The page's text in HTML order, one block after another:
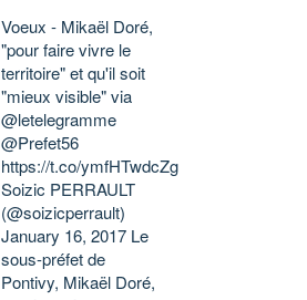
Voeux - Mikaël Doré,
"pour faire vivre le
territoire" et qu'il soit
"mieux visible" via
@letelegramme
@Prefet56
https://t.co/ymfHTwdcZg
Soizic PERRAULT
(@soizicperrault)
January 16, 2017 Le
sous-préfet de
Pontivy, Mikaël Doré,